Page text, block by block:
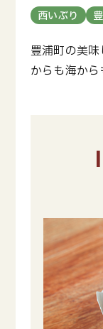
西いぶり
豊浦町の美
からも海か